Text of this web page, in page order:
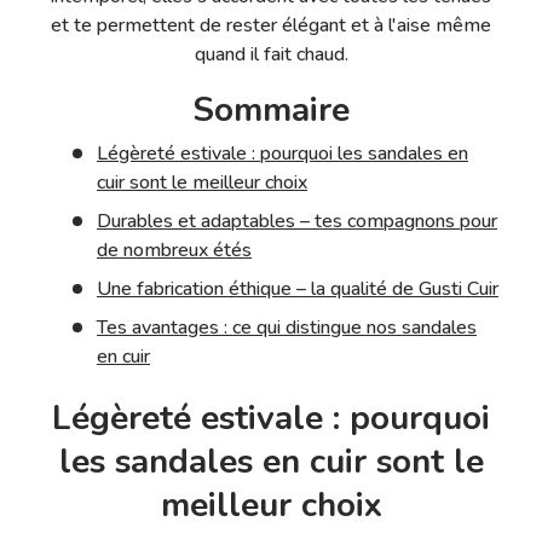
et te permettent de rester élégant et à l'aise même
quand il fait chaud.
Sommaire
Légèreté estivale : pourquoi les sandales en
cuir sont le meilleur choix
Durables et adaptables – tes compagnons pour
de nombreux étés
Une fabrication éthique – la qualité de Gusti Cuir
Tes avantages : ce qui distingue nos sandales
en cuir
Légèreté estivale : pourquoi
les sandales en cuir sont le
meilleur choix